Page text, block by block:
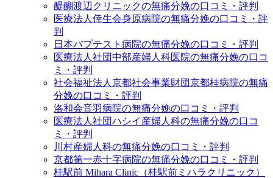
醍醐渡辺クリニックの無痛分娩の口コミ・評判
医療法人倖生会身原病院の無痛分娩の口コミ・評
判
日本バプテスト病院の無痛分娩の口コミ・評判
医療法人社団中部産婦人科医院の無痛分娩の口コ
ミ・評判
社会福祉法人京都社会事業財団京都桂病院の無痛
分娩の口コミ・評判
洛和会音羽病院の無痛分娩の口コミ・評判
医療法人社団ハシイ産婦人科の無痛分娩の口コ
ミ・評判
川村産婦人科の無痛分娩の口コミ・評判
京都第一赤十字病院の無痛分娩の口コミ・評判
桂駅前 Mihara Clinic（桂駅前ミハラクリニック）